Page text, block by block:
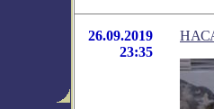
26.09.2019
23:35
НАСА